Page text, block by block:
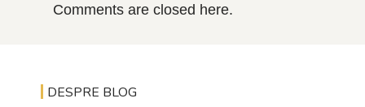
Comments are closed here.
DESPRE BLOG